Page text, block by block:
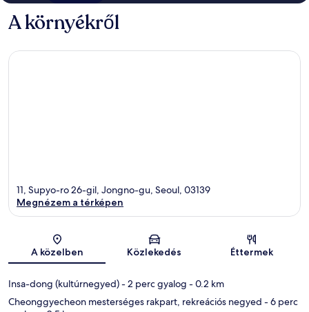
A környékről
Térkép
11, Supyo-ro 26-gil, Jongno-gu, Seoul, 03139
Megnézem a térképen
A közelben Közlekedés Éttermek
Insa-dong (kultúrnegyed)- 2 perc gyalog - 0.2 km
Cheonggyecheon mesterséges rakpart, rekreációs negyed - 6 perc